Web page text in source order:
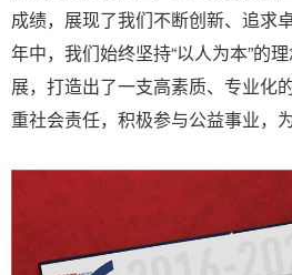
成绩，展现了我们不断创新、追求
年中，我们始终坚持“以人为本”的
展，打造出了一支高素质、专业化
重社会责任，积极参与公益事业，